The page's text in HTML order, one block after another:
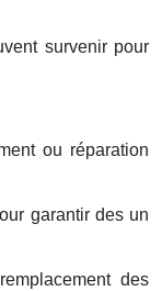
survenir pour
ou réparation
garantir des un
des